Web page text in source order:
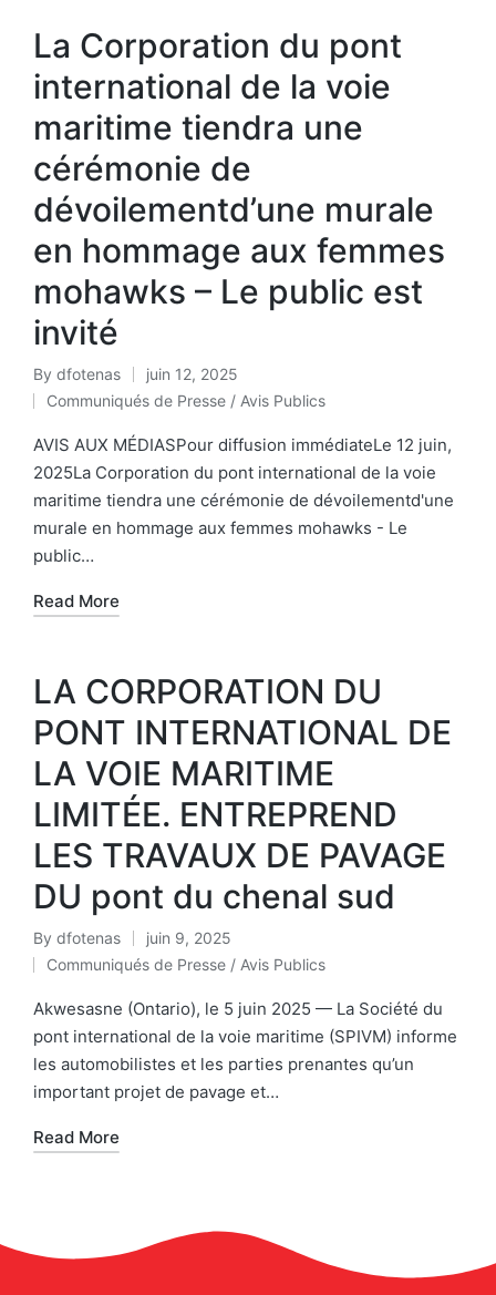
La Corporation du pont
international de la voie
maritime tiendra une
cérémonie de
dévoilementd’une murale
en hommage aux femmes
mohawks – Le public est
invité
By dfotenas
juin 12, 2025
Communiqués de Presse / Avis Publics
AVIS AUX MÉDIASPour diffusion immédiateLe 12 juin,
2025La Corporation du pont international de la voie
maritime tiendra une cérémonie de dévoilementd'une
murale en hommage aux femmes mohawks - Le
public…
Read More
LA CORPORATION DU
PONT INTERNATIONAL DE
LA VOIE MARITIME
LIMITÉE. ENTREPREND
LES TRAVAUX DE PAVAGE
DU pont du chenal sud
By dfotenas
juin 9, 2025
Communiqués de Presse / Avis Publics
Akwesasne (Ontario), le 5 juin 2025 — La Société du
pont international de la voie maritime (SPIVM) informe
les automobilistes et les parties prenantes qu’un
important projet de pavage et…
Read More